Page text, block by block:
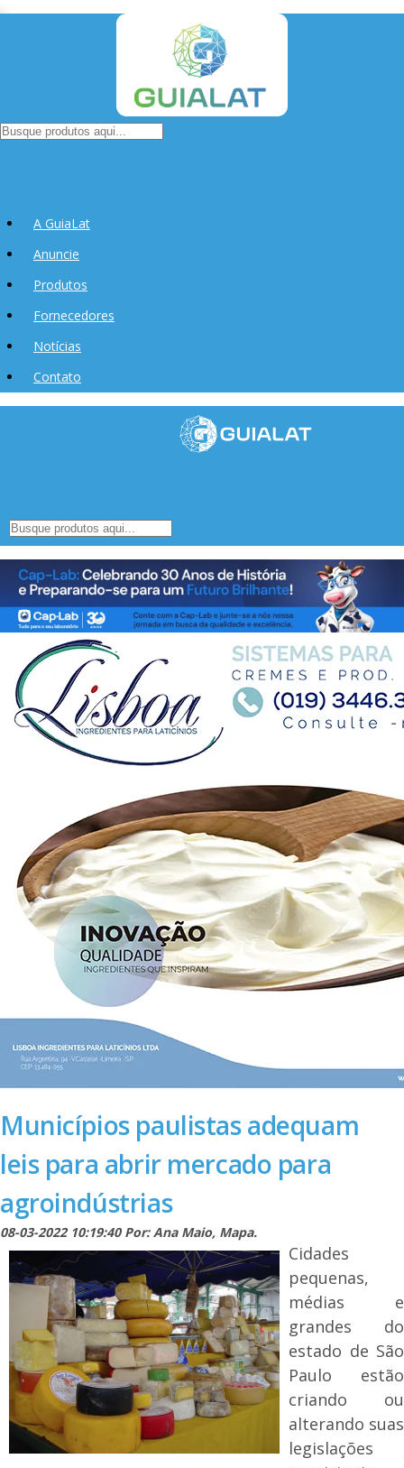
A GuiaLat
Anuncie
Produtos
Fornecedores
Notícias
Contato
Municípios paulistas adequam
leis para abrir mercado para
agroindústrias
08-03-2022 10:19:40 Por: Ana Maio, Mapa.
Cidades
pequenas,
médias e
grandes do
estado de São
Paulo estão
criando ou
alterando suas
legislações